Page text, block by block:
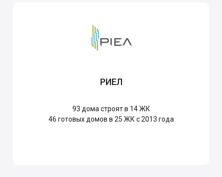
РИЕЛ
93 дома строят в 14 ЖК
46 готовых домов в 25 ЖК с 2013 года